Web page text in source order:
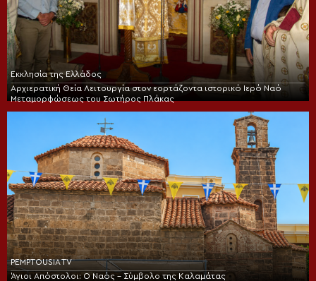
Εκκλησία της Ελλάδος
Αρχιερατική Θεία Λειτουργία στον εορτάζοντα ιστορικό Ιερό Ναό
Μεταμορφώσεως του Σωτήρος Πλάκας
PEMPTOUSIA TV
Άγιοι Απόστολοι: Ο Ναός – Σύμβολο της Καλαμάτας